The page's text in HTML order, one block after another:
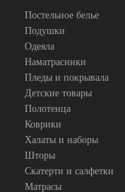
Постельное белье
Подушки
Одеяла
Наматрасники
Пледы и покрывала
Детские товары
Полотенца
Коврики
Халаты и наборы
Шторы
Скатерти и салфетки
Матрасы